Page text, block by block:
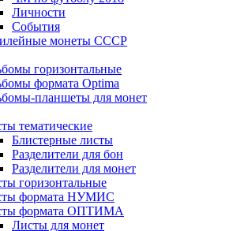
Личности
События
монеты СССР
горизонтальные
формата Optima
планшеты для монет
тематические
Блистерные листы
Разделители для бон
Разделители для монет
горизонтальные
формата НУМИС
формата ОПТИМА
Листы для монет